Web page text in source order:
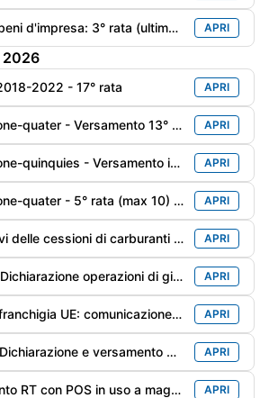
Rivalutazione beni d'impresa: 3° rata (ultima) dell’imposta sostitutiva per la rivalutazione dei beni (risultanti dal bilancio al 31/12/2018 ed al 31/12/2022) con la maggiorazione dello 0,4% APRI
2026
2022 - 17° rata APRI
- Versamento 13° di 18 rate trimestrali APRI
- Versamento in soluzione unica o della 1° rata APRI
rata (max 10) soggetti decaduti al 31/12/2024 e riammessi APRI
di carburanti di giugno / 2° trimestre - Trasmissione alle Dogane APRI
operazioni di giugno APRI
UE: comunicazione del 2° trimestre APRI
e versamento del 2° trimestre APRI
RT con POS in uso a maggio APRI